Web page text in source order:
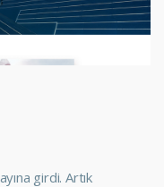
girdi. Artık